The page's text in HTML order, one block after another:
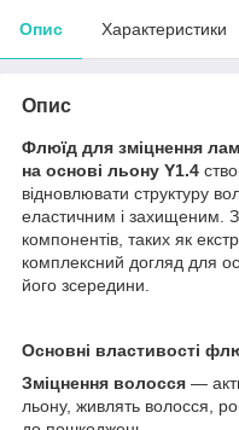
Опис Характеристики
Опис
Флюїд для зміцнення
на основі льону Y1.4
відновлювати структуру
еластичним і захищеним.
компонентів, таких як
комплексний догляд для
його зсередини.
Основні властивості
Зміцнення волосся —
льону, живлять волосся,